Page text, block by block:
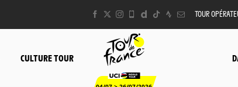
TOUR
CULTURE TOUR